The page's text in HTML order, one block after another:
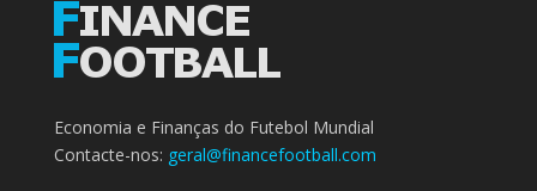
Economia e Finanças do Futebol Mundial
Contacte-nos: geral@financefootball.com